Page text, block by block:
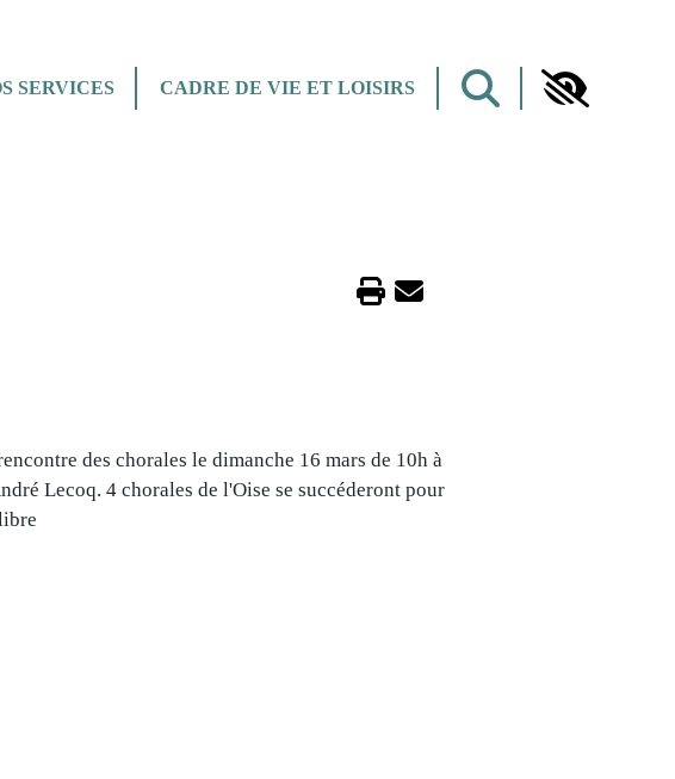
SERVICES CADRE DE VIE ET LOISIRS
des chorales le dimanche 16 mars de 10h à
Lecoq. 4 chorales de l'Oise se succéderont pour